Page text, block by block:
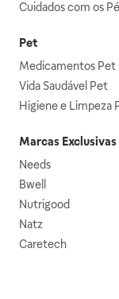
Cuidados com os
Pet
Medicamentos Pet
Vida Saudável Pet
Higiene e Limpeza
Marcas Exclusivas
Needs
Bwell
Nutrigood
Natz
Caretech